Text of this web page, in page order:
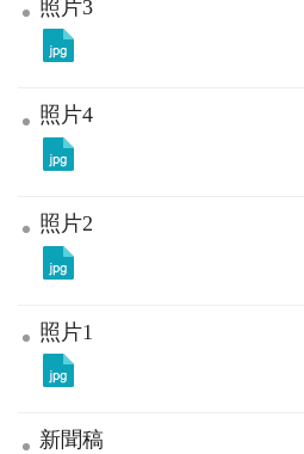
照片3
照片4
照片2
照片1
新聞稿